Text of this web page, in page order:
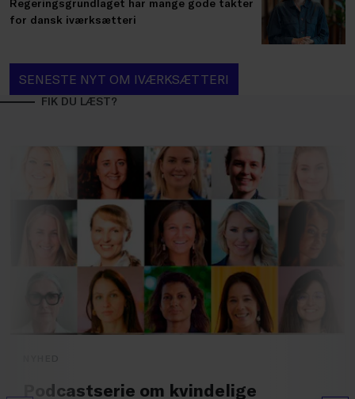
for dansk iværksætteri
SENESTE NYT OM IVÆRKSÆTTERI
FIK DU LÆST?
Podcastserie om kvindelige